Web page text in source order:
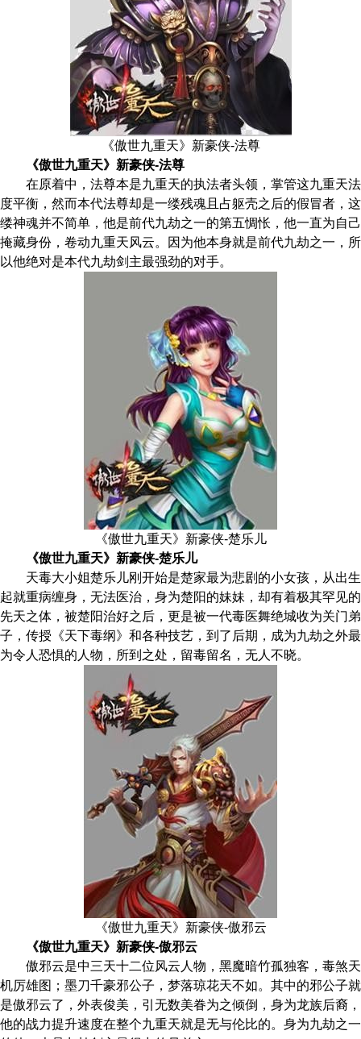
《傲世九重天》新豪侠-法尊
《傲世九重天》新豪侠-法尊
在原着中，法尊本是九重天的执法者头领，掌管这九重天法
度平衡，然而本代法尊却是一缕残魂且占躯壳之后的假冒者，这
缕神魂并不简单，他是前代九劫之一的第五惆怅，他一直为自己
掩藏身份，卷动九重天风云。因为他本身就是前代九劫之一，所
以他绝对是本代九劫剑主最强劲的对手。
《傲世九重天》新豪侠-楚乐儿
《傲世九重天》新豪侠-楚乐儿
天毒大小姐楚乐儿刚开始是楚家最为悲剧的小女孩，从出生
起就重病缠身，无法医治，身为楚阳的妹妹，却有着极其罕见的
先天之体，被楚阳治好之后，更是被一代毒医舞绝城收为关门弟
子，传授《天下毒纲》和各种技艺，到了后期，成为九劫之外最
为令人恐惧的人物，所到之处，留毒留名，无人不晓。
《傲世九重天》新豪侠-傲邪云
《傲世九重天》新豪侠-傲邪云
傲邪云是中三天十二位风云人物，黑魔暗竹孤独客，毒煞天
机厉雄图；墨刀千豪邪公子，梦落琼花天不如。其中的邪公子就
是傲邪云了，外表俊美，引无数美眷为之倾倒，身为龙族后裔，
他的战力提升速度在整个九重天就是无与伦比的。身为九劫之一